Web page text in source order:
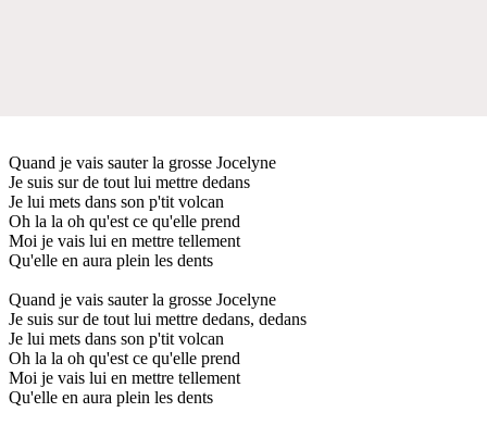
Quand je vais sauter la grosse Jocelyne
Je suis sur de tout lui mettre dedans
Je lui mets dans son p'tit volcan
Oh la la oh qu'est ce qu'elle prend
Moi je vais lui en mettre tellement
Qu'elle en aura plein les dents
Quand je vais sauter la grosse Jocelyne
Je suis sur de tout lui mettre dedans, dedans
Je lui mets dans son p'tit volcan
Oh la la oh qu'est ce qu'elle prend
Moi je vais lui en mettre tellement
Qu'elle en aura plein les dents